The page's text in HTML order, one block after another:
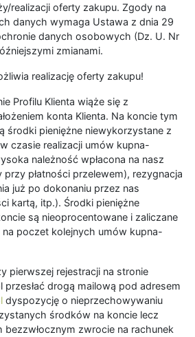
realizacji oferty zakupu. Zgody na
danych wymaga Ustawa z dnia 29
danych osobowych (Dz. U. Nr
zmianami.
realizację oferty zakupu!
Profilu Klienta wiąże się z
konta Klienta. Na koncie tym
środki pieniężne niewykorzystane z
czasie realizacji umów kupna-
należność wpłacona na nasz
płatności przelewem), rezygnacja
już po dokonaniu przez nas
kartą, itp.). Środki pieniężne
są nieoprocentowane i zaliczane
poczet kolejnych umów kupna-
pierwszej rejestracji na stronie
drogą mailową pod adresem
dyspozycję o nieprzechowywaniu
środków na koncie lecz
zwrocie na rachunek